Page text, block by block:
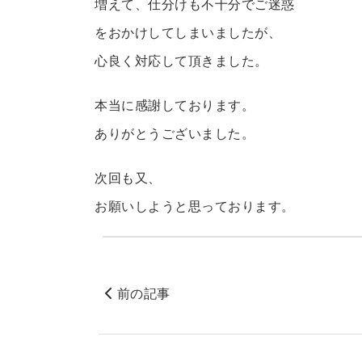
をおかけしてしまいましたが、
心良く対応して頂きました。
本当に感謝しております。
ありがとうございました。
次回も又、
お願いしようと思っております。
前の記事